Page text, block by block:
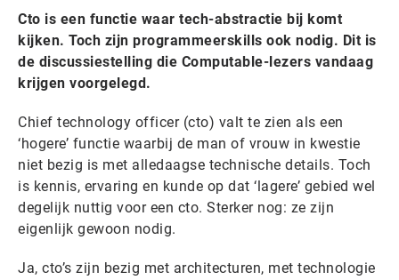
Cto is een functie waar tech-abstractie bij komt
kijken. Toch zijn programmeerskills ook nodig. Dit is
de discussiestelling die Computable-lezers vandaag
krijgen voorgelegd.
Chief technology officer (cto) valt te zien als een
‘hogere’ functie waarbij de man of vrouw in kwestie
niet bezig is met alledaagse technische details. Toch
is kennis, ervaring en kunde op dat ‘lagere’ gebied wel
degelijk nuttig voor een cto. Sterker nog: ze zijn
eigenlijk gewoon nodig.
Ja, cto’s zijn bezig met architecturen, met technologie